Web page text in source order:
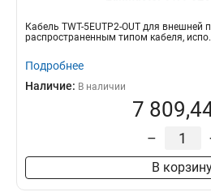
Кабель TWT-5EUTP2-OUT для внешней
распространенным типом кабеля,
Подробнее
Наличие: В наличии
7
–
В